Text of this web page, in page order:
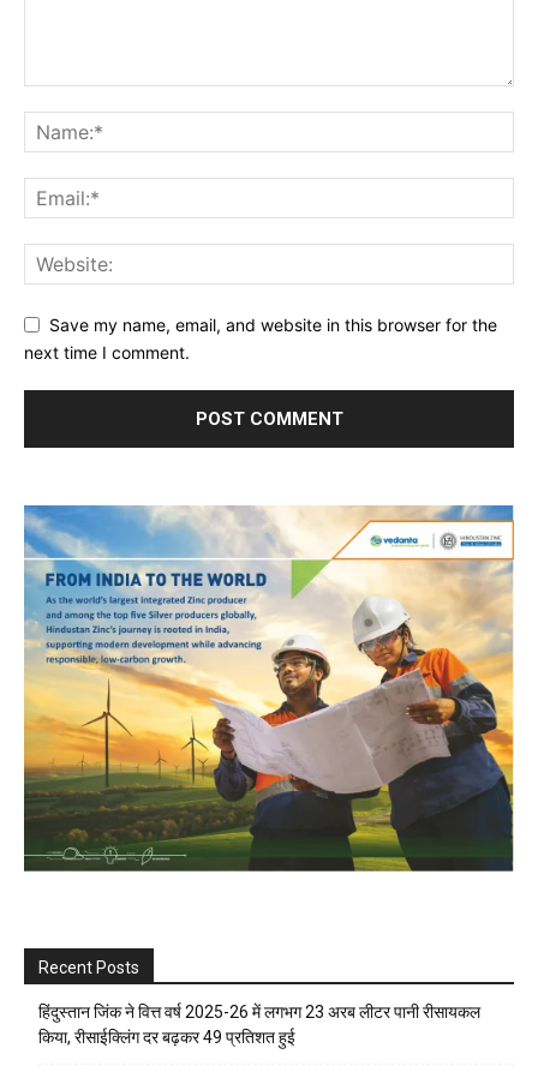
Save my name, email, and website in this browser for the
next time I comment.
Recent Posts
हिंदुस्तान जिंक ने वित्त वर्ष 2025-26 में लगभग 23 अरब लीटर पानी रीसायकल
किया, रीसाईक्लिंग दर बढ़कर 49 प्रतिशत हुई